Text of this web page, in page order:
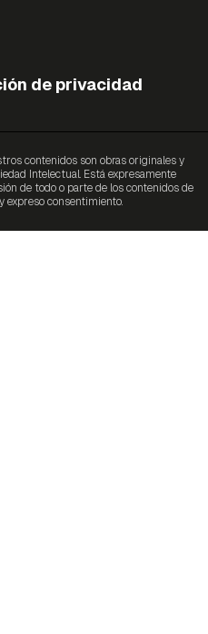
de privacidad
contenidos son obras originales y
Intelectual. Está expresamente
de todo o parte de los contenidos de
expreso consentimiento.